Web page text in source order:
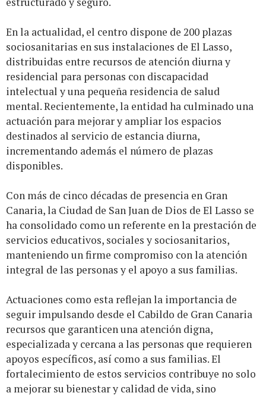
En la actualidad, el centro dispone de 200 plazas
sociosanitarias en sus instalaciones de El Lasso,
distribuidas entre recursos de atención diurna y
residencial para personas con discapacidad
intelectual y una pequeña residencia de salud
mental. Recientemente, la entidad ha culminado una
actuación para mejorar y ampliar los espacios
destinados al servicio de estancia diurna,
incrementando además el número de plazas
disponibles.
Con más de cinco décadas de presencia en Gran
Canaria, la Ciudad de San Juan de Dios de El Lasso se
ha consolidado como un referente en la prestación de
servicios educativos, sociales y sociosanitarios,
manteniendo un firme compromiso con la atención
integral de las personas y el apoyo a sus familias.
Actuaciones como esta reflejan la importancia de
seguir impulsando desde el Cabildo de Gran Canaria
recursos que garanticen una atención digna,
especializada y cercana a las personas que requieren
apoyos específicos, así como a sus familias. El
fortalecimiento de estos servicios contribuye no solo
a mejorar su bienestar y calidad de vida, sino